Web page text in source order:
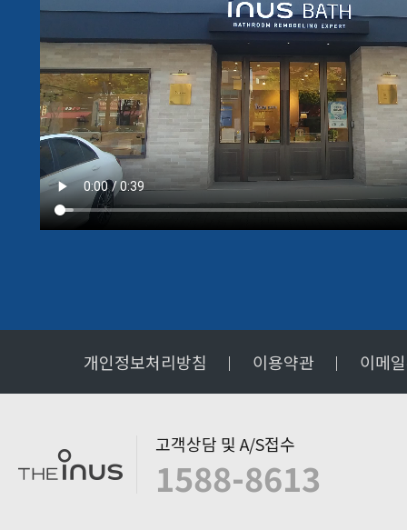
개인정보처리방침 이용약관 이메
고객상담 및 A/S접수
1588-8613